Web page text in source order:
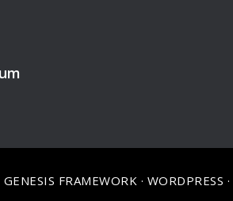
GENESIS FRAMEWORK · WORDPRESS ·